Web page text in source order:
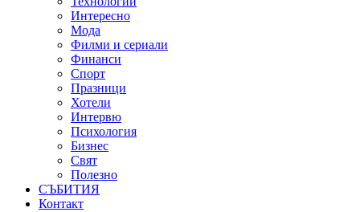
Интересно
Мода
Филми и сериали
Финанси
Спорт
Празници
Хотели
Интервю
Психология
Бизнес
Свят
Полезно
СЪБИТИЯ
Контакт